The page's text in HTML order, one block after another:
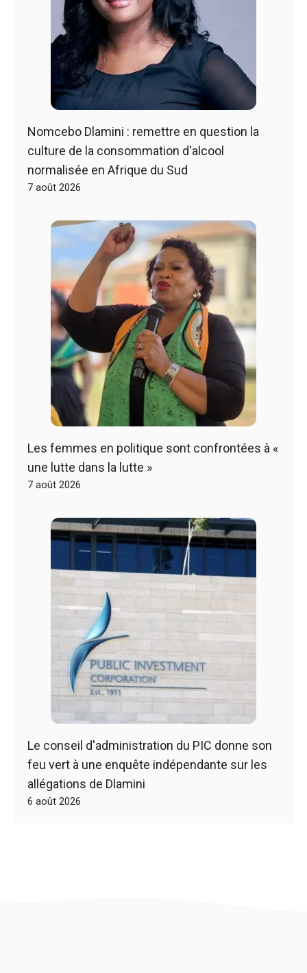
Nomcebo Dlamini : remettre en question la
culture de la consommation d'alcool
normalisée en Afrique du Sud
7 août 2026
Les femmes en politique sont confrontées à «
une lutte dans la lutte »
7 août 2026
Le conseil d'administration du PIC donne son
feu vert à une enquête indépendante sur les
allégations de Dlamini
6 août 2026